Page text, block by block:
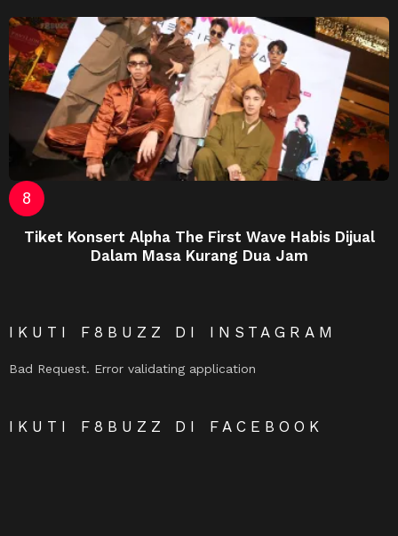
Tiket Konsert Alpha The First Wave Habis Dijual
Dalam Masa Kurang Dua Jam
IKUTI F8BUZZ DI INSTAGRAM
Bad Request. Error validating application
IKUTI F8BUZZ DI FACEBOOK